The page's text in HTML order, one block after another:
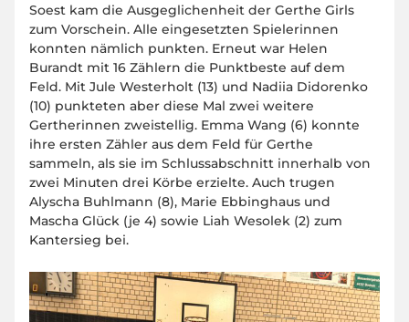
Soest kam die Ausgeglichenheit der Gerthe Girls
zum Vorschein. Alle eingesetzten Spielerinnen
konnten nämlich punkten. Erneut war Helen
Burandt mit 16 Zählern die Punktbeste auf dem
Feld. Mit Jule Westerholt (13) und Nadiia Didorenko
(10) punkteten aber diese Mal zwei weitere
Gertherinnen zweistellig. Emma Wang (6) konnte
ihre ersten Zähler aus dem Feld für Gerthe
sammeln, als sie im Schlussabschnitt innerhalb von
zwei Minuten drei Körbe erzielte. Auch trugen
Alyscha Buhlmann (8), Marie Ebbinghaus und
Mascha Glück (je 4) sowie Liah Wesolek (2) zum
Kantersieg bei.